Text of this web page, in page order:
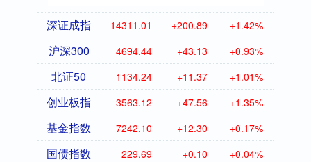
深证成指 14311.01 +200.89 +1.42%
沪深300 4694.44 +43.13 +0.93%
北证50 1134.24 +11.37 +1.01%
创业板指 3563.12 +47.56 +1.35%
基金指数 7242.10 +12.30 +0.17%
国债指数 229.69 +0.10 +0.04%